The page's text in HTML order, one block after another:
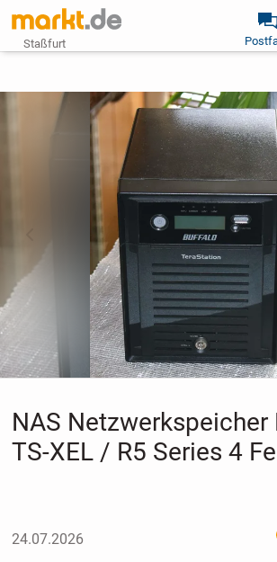
Staßfurt
vorheriges Bild
NAS Netzwerkspeicher
TS-XEL / R5 Series 4
24.07.2026